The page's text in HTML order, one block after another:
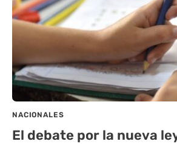
NACIONALES
El debate por la nueva